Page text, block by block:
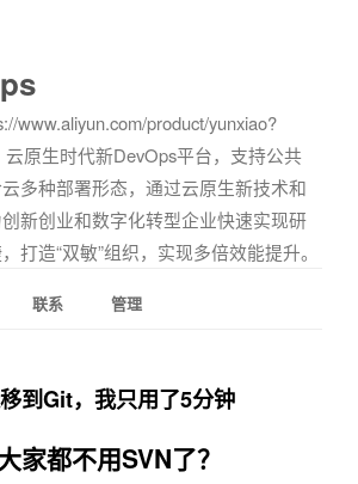
www.aliyun.com/product/yunxiao?
云原生时代新DevOps平台，支持公共
多种部署形态，通过云原生新技术和
新创业和数字化转型企业快速实现研
打造“双敏”组织，实现多倍效能提升。
联系 管理
到Git，我只用了5分钟
家都不用SVN了？